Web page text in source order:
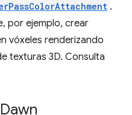
.
por ejemplo, crear
vóxeles renderizando
texturas 3D. Consulta